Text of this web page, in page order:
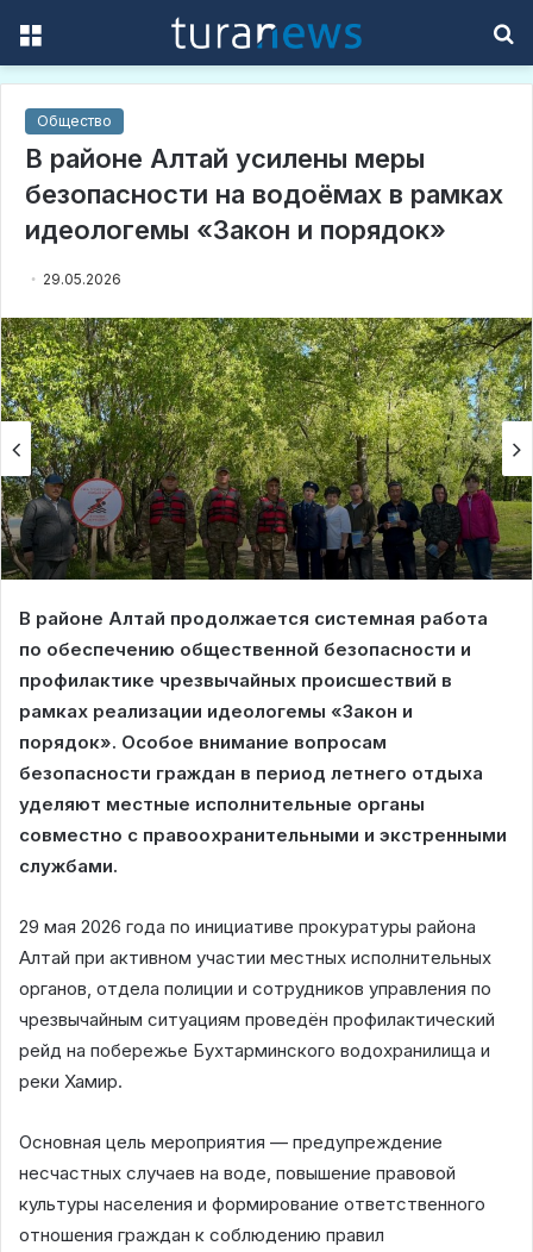
Общество
В районе Алтай усилены меры
безопасности на водоёмах в рамках
идеологемы «Закон и порядок»
29.05.2026
В районе Алтай продолжается системная работа
по обеспечению общественной безопасности и
профилактике чрезвычайных происшествий в
рамках реализации идеологемы «Закон и
порядок». Особое внимание вопросам
безопасности граждан в период летнего отдыха
уделяют местные исполнительные органы
совместно с правоохранительными и экстренными
службами.
29 мая 2026 года по инициативе прокуратуры района
Алтай при активном участии местных исполнительных
органов, отдела полиции и сотрудников управления по
чрезвычайным ситуациям проведён профилактический
рейд на побережье Бухтарминского водохранилища и
реки Хамир.
Основная цель мероприятия — предупреждение
несчастных случаев на воде, повышение правовой
культуры населения и формирование ответственного
отношения граждан к соблюдению правил